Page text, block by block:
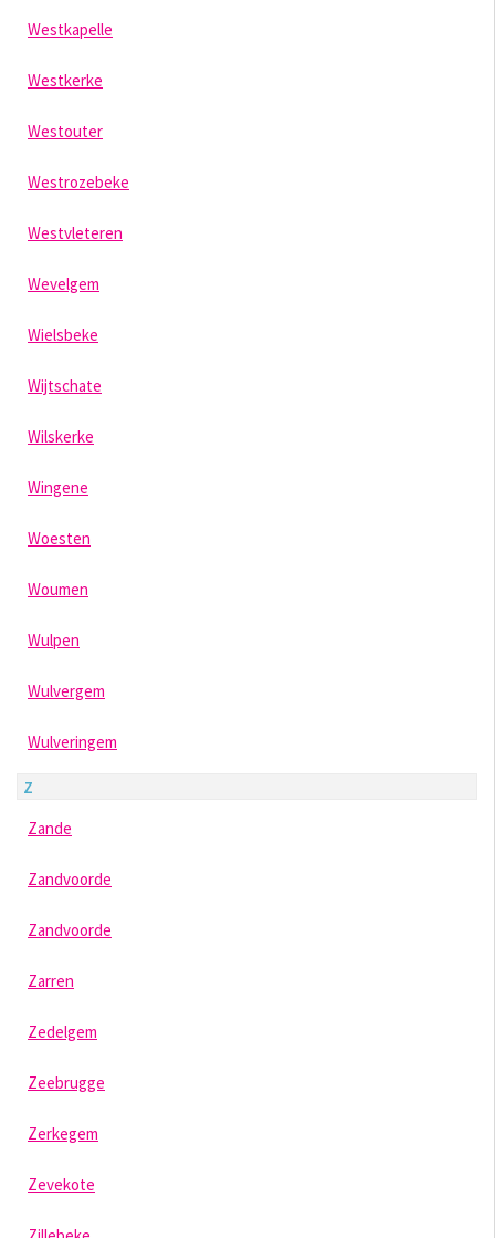
Westkapelle
Westkerke
Westouter
Westrozebeke
Westvleteren
Wevelgem
Wielsbeke
Wijtschate
Wilskerke
Wingene
Woesten
Woumen
Wulpen
Wulvergem
Wulveringem
Z
Zande
Zandvoorde
Zandvoorde
Zarren
Zedelgem
Zeebrugge
Zerkegem
Zevekote